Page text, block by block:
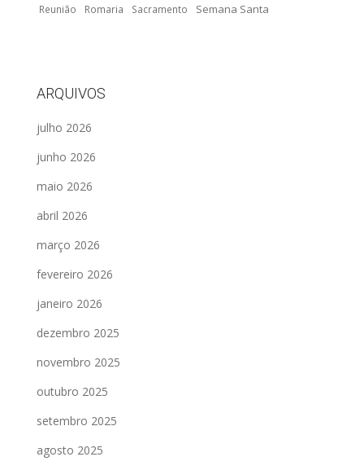
Reunião Romaria Sacramento Semana Santa
ARQUIVOS
julho 2026
junho 2026
maio 2026
abril 2026
março 2026
fevereiro 2026
janeiro 2026
dezembro 2025
novembro 2025
outubro 2025
setembro 2025
agosto 2025